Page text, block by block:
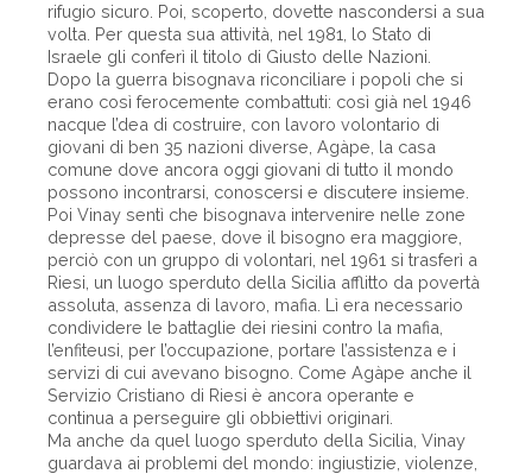
rifugio sicuro. Poi, scoperto, dovette nascondersi a sua
volta. Per questa sua attività, nel 1981, lo Stato di
Israele gli conferì il titolo di Giusto delle Nazioni.
Dopo la guerra bisognava riconciliare i popoli che si
erano così ferocemente combattuti: così già nel 1946
nacque l’dea di costruire, con lavoro volontario di
giovani di ben 35 nazioni diverse, Agàpe, la casa
comune dove ancora oggi giovani di tutto il mondo
possono incontrarsi, conoscersi e discutere insieme.
Poi Vinay sentì che bisognava intervenire nelle zone
depresse del paese, dove il bisogno era maggiore,
perciò con un gruppo di volontari, nel 1961 si trasferì a
Riesi, un luogo sperduto della Sicilia afflitto da povertà
assoluta, assenza di lavoro, mafia. Lì era necessario
condividere le battaglie dei riesini contro la mafia,
l’enfiteusi, per l’occupazione, portare l’assistenza e i
servizi di cui avevano bisogno. Come Agàpe anche il
Servizio Cristiano di Riesi è ancora operante e
continua a perseguire gli obbiettivi originari.
Ma anche da quel luogo sperduto della Sicilia, Vinay
guardava ai problemi del mondo: ingiustizie, violenze,